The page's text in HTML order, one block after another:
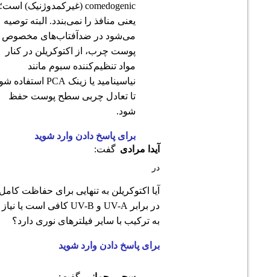
comedogenic (غیرکمدوژنیک) است؛
یعنی منافذ را نمی‌بندد. البته توصیه
می‌شود در ضدآفتاب‌های مخصوص
پوست چرب، از اکتوکریلن در کنار
مواد تنظیم‌کننده سبوم مانند
نیاسینامید یا زینک PCA استفاده شود
تا تعادل چربی سطح پوست حفظ
برای پاسخ دادن وارد شوید
آیا اکتوکریلن به تنهایی برای حفاظت کامل
در برابر UV-A و UV-B کافی است یا نیاز
به ترکیب با سایر فیلترهای نوری دارد؟
برای پاسخ دادن وارد شوید